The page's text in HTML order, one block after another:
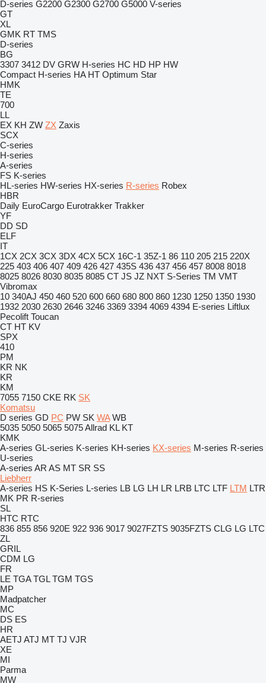
D-series G2200 G2300 G2700 G5000 V-series
GT
XL
GMK RT TMS
D-series
BG
3307 3412 DV GRW H-series HC HD HP HW
Compact H-series HA HT Optimum Star
HMK
TE
700
LL
EX KH ZW ZX Zaxis
SCX
C-series
H-series
A-series
FS K-series
HL-series HW-series HX-series R-series Robex
HBR
Daily EuroCargo Eurotrakker Trakker
YF
DD SD
ELF
IT
1CX 2CX 3CX 3DX 4CX 5CX 16C-1 35Z-1 86 110 205 215 220X
225 403 406 407 409 426 427 435S 436 437 456 457 8008 8018
8025 8026 8030 8035 8085 CT JS JZ NXT S-Series TM VMT
Vibromax
10 340AJ 450 460 520 600 660 680 800 860 1230 1250 1350 1930
1932 2030 2630 2646 3246 3369 3394 4069 4394 E-series Liftlux
Pecolift Toucan
CT HT KV
SPX
410
PM
KR NK
KR
KM
7055 7150 CKE RK SK
Komatsu
D series GD PC PW SK WA WB
5035 5050 5065 5075Allrad KL KT
KMK
A-series GL-series K-series KH-series KX-series M-series R-series
U-series
A-series AR AS MT SR SS
Liebherr
A-series HS K-Series L-series LB LG LH LR LRB LTC LTF LTM LTR
MK PR R-series
SL
HTC RTC
836 855 856 920E 922 936 9017 9027FZTS 9035FZTS CLG LG LTC
ZL
GRIL
CDM LG
FR
LE TGA TGL TGM TGS
MP
Madpatcher
MC
DS ES
HR
AETJ ATJ MT TJ VJR
XE
MI
Parma
MW